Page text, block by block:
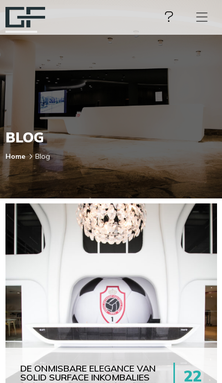
BLOG
Home Blog
22
DE ONMISBARE ELEGANCE VAN
SOLID SURFACE INKOMBALIES